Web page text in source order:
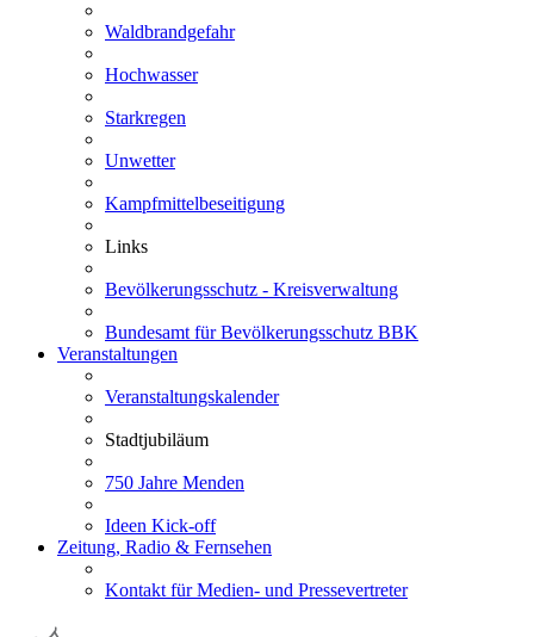
Waldbrandgefahr
Hochwasser
Starkregen
Unwetter
Kampfmittelbeseitigung
Links
Bevölkerungsschutz - Kreisverwaltung
Bundesamt für Bevölkerungsschutz BBK
Veranstaltungen
Veranstaltungskalender
Stadtjubiläum
750 Jahre Menden
Ideen Kick-off
Zeitung, Radio & Fernsehen
Kontakt für Medien- und Pressevertreter